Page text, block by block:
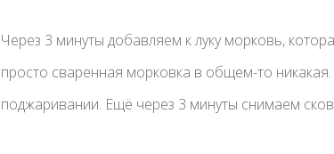
Через 3 минуты добавляем к луку морковь,
просто сваренная морковка в общем-то
поджаривании. Ещё через 3 минуты снимаем